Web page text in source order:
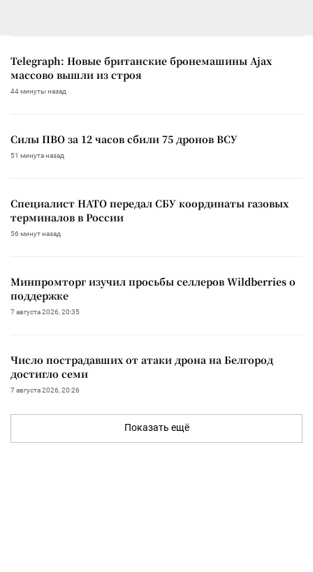
Telegraph: Новые британские бронемашины Ajax
массово вышли из строя
44 минуты назад
Силы ПВО за 12 часов сбили 75 дронов ВСУ
51 минута назад
Специалист НАТО передал СБУ координаты газовых
терминалов в России
56 минут назад
Минпромторг изучил просьбы селлеров Wildberries о
поддержке
7 августа 2026, 20:35
Число пострадавших от атаки дрона на Белгород
достигло семи
7 августа 2026, 20:26
Показать ещё